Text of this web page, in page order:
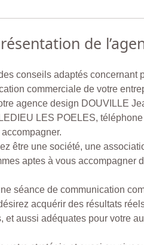
de
conseils adaptés concernant
commerciale de votre
agence design DOUVILLE
LES POELES,
être une société, une
aptes à vous accompagner
séance de communication
acquérir des résultats
et aussi adéquates pour votre